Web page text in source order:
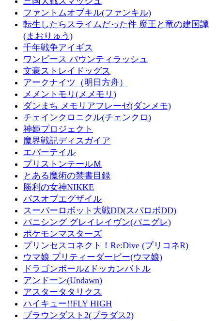
ファントムオブキル(ファンキル)
転生したらスライムだった件 魔王と竜の建国譚
(まおりゅう)
千年戦争アイギス
ワンピース バウンティラッシュ
文豪ストレイドッグス
アークナイツ（明日方舟）
メメントモリ(メメモリ)
ダンまち メモリアフレーゼ(ダンメモ)
チェインクロニクル(チェンクロ)
神姫プロジェクト
魔界戦記ディスガイア
エバーテイル
プリストンテールＭ
とある魔術の禁書目録
勝利の女神NIKKE
パスオブエグザイル
スーパーロボット大戦DD(スパロボDD)
パニシング グレイレイヴン(パニグレ)
ポケモンマスターズ
プリンセスコネクト！Re:Dive (プリコネR)
ウマ娘 プリティーダービー(ウマ娘)
ドラゴンボールZドッカンバトル
アンドーン(Undawn)
アスタータタリクス
ハイキュー!!FLY HIGH
ブラウンダスト2(ブラダス2)